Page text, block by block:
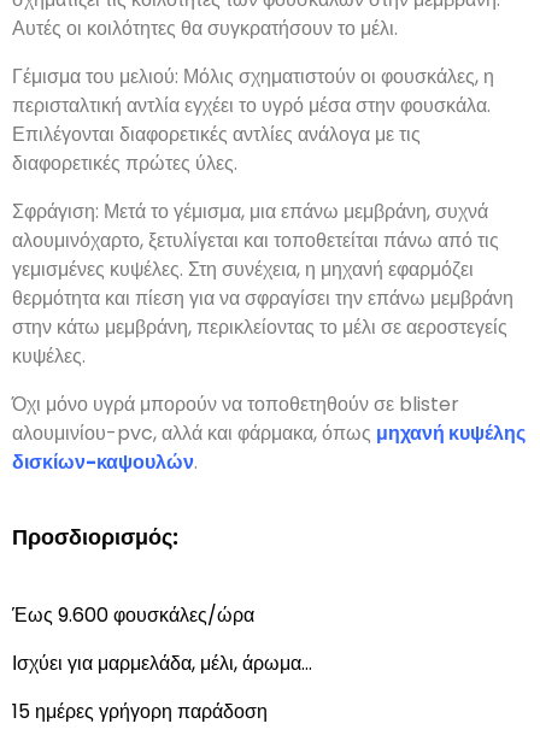
Αυτές οι κοιλότητες θα συγκρατήσουν το μέλι.
Γέμισμα του μελιού: Μόλις σχηματιστούν οι φουσκάλες, η
περισταλτική αντλία εγχέει το υγρό μέσα στην φουσκάλα.
Επιλέγονται διαφορετικές αντλίες ανάλογα με τις
διαφορετικές πρώτες ύλες.
Σφράγιση: Μετά το γέμισμα, μια επάνω μεμβράνη, συχνά
αλουμινόχαρτο, ξετυλίγεται και τοποθετείται πάνω από τις
γεμισμένες κυψέλες. Στη συνέχεια, η μηχανή εφαρμόζει
θερμότητα και πίεση για να σφραγίσει την επάνω μεμβράνη
στην κάτω μεμβράνη, περικλείοντας το μέλι σε αεροστεγείς
κυψέλες.
Όχι μόνο υγρά μπορούν να τοποθετηθούν σε blister
αλουμινίου-pvc, αλλά και φάρμακα, όπως μηχανή κυψέλης
δισκίων-καψουλών.
Προσδιορισμός:
Έως 9.600 φουσκάλες/ώρα
Ισχύει για μαρμελάδα, μέλι, άρωμα…
15 ημέρες γρήγορη παράδοση